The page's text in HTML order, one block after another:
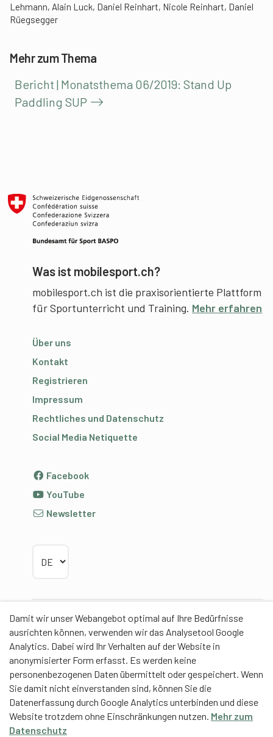
Damit wir unser Webangebot optimal auf Ihre Bedürfnisse
ausrichten können, verwenden wir das Analysetool Google
Analytics. Dabei wird Ihr Verhalten auf der Website in
anonymisierter Form erfasst. Es werden keine
personenbezogenen Daten übermittelt oder gespeichert. Wenn
Sie damit nicht einverstanden sind, können Sie die
Datenerfassung durch Google Analytics unterbinden und diese
Website trotzdem ohne Einschränkungen nutzen. Mehr zum
Datenschutz
Lehmann, Alain Luck, Daniel Reinhart, Nicole Reinhart, Daniel
Rüegsegger
Mehr zum Thema
Bericht | Monatsthema 06/2019: Stand Up
Paddling SUP
Was ist mobilesport.ch?
mobilesport.ch ist die praxisorientierte Plattform
für Sportunterricht und Training. Mehr erfahren
Über uns
Kontakt
Registrieren
Impressum
Rechtliches und Datenschutz
Social Media Netiquette
Facebook
YouTube
Newsletter
Partner
Contentpartner
Eidgenössische Hochschule für Sport Magglingen